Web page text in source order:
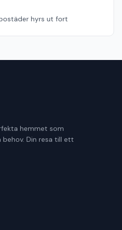
hyrs ut fort
hemmet som
Din resa till ett